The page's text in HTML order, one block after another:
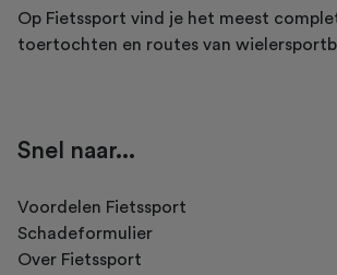
Op Fietssport vind je het meest
toertochten en routes van
Snel naar...
Voordelen Fietssport
Schadeformulier
Over Fietssport